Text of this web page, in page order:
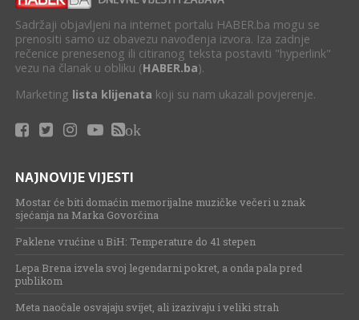
Sadržaji objavljeni na internet portalu HABER.ba mogu se
prenositi samo uz obavezu navođenja izvora. Iza zadnje
rečenice prenesenog ili citiranog teksta postaviti "hyperlink"
vezu na članak u obliku (HABER.ba).
Marketing lista klijenata koji su nam ukazali povjerenje.
ok
NAJNOVIJE VIJESTI
Mostar će biti domaćin memorijalne muzičke večeri u znak
sjećanja na Marka Govorčina
Paklene vrućine u BiH: Temperature do 41 stepen
Lepa Brena izvela svoj legendarni pokret, a onda pala pred
publikom
Meta naočale osvajaju svijet, ali izazivaju i veliki strah